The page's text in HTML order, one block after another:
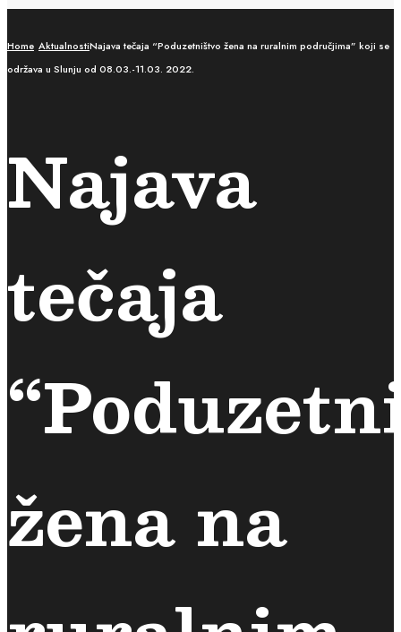
Home AktualnostiNajava tečaja “Poduzetništvo žena na ruralnim područjima” koji se
održava u Slunju od 08.03.-11.03. 2022.
Najava
tečaja
žena na